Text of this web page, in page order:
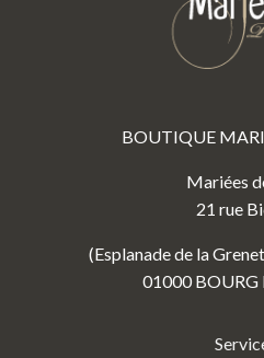
BOUTIQUE
Mariées
21 rue
(Esplanade de la
01000 BOURG